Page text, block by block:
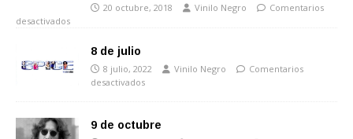
20 octubre, 2018 Vinilo Negro
Comentarios
desactivados
8 de julio
8 julio, 2022 Vinilo Negro
Comentarios
desactivados
9 de octubre